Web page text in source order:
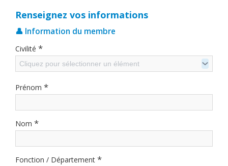
Renseignez vos informations
👤 Information du membre
Civilité *
Cliquez pour sélectionner un élément
Prénom *
Nom *
Fonction / Département *